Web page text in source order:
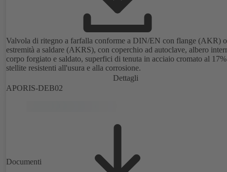
Valvola di ritegno a farfalla conforme a DIN/EN con flange (AKR) o
estremità a saldare (AKRS), con coperchio ad autoclave, albero
corpo forgiato e saldato, superfici di tenuta in acciaio cromato al
stellite resistenti all'usura e alla corrosione.
Dettagli
APORIS-DEB02
Documenti